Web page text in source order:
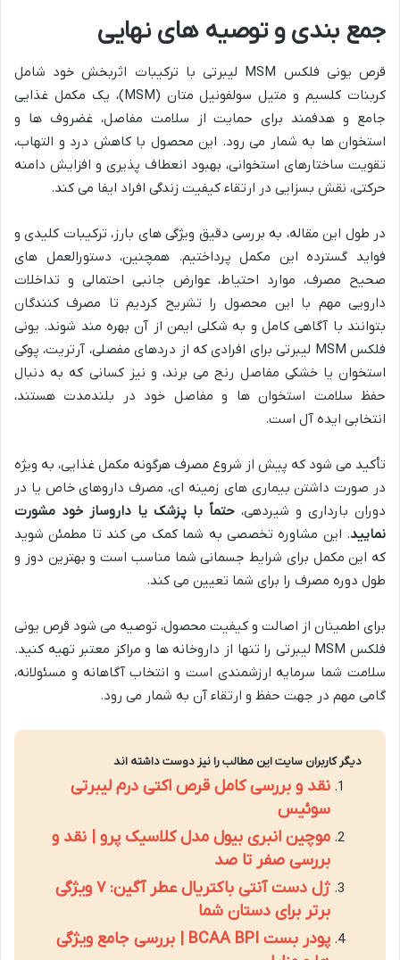
جمع بندی و توصیه های نهایی
قرص یونی فلکس MSM لیبرتی با ترکیبات اثربخش خود شامل
کربنات کلسیم و متیل سولفونیل متان (MSM)، یک مکمل غذایی
جامع و هدفمند برای حمایت از سلامت مفاصل، غضروف ها و
استخوان ها به شمار می رود. این محصول با کاهش درد و التهاب،
تقویت ساختارهای استخوانی، بهبود انعطاف پذیری و افزایش دامنه
حرکتی، نقش بسزایی در ارتقاء کیفیت زندگی افراد ایفا می کند.
در طول این مقاله، به بررسی دقیق ویژگی های بارز، ترکیبات کلیدی و
فواید گسترده این مکمل پرداختیم. همچنین، دستورالعمل های
صحیح مصرف، موارد احتیاط، عوارض جانبی احتمالی و تداخلات
دارویی مهم با این محصول را تشریح کردیم تا مصرف کنندگان
بتوانند با آگاهی کامل و به شکلی ایمن از آن بهره مند شوند. یونی
فلکس MSM لیبرتی برای افرادی که از دردهای مفصلی، آرتریت، پوکی
استخوان یا خشکی مفاصل رنج می برند، و نیز کسانی که به دنبال
حفظ سلامت استخوان ها و مفاصل خود در بلندمدت هستند،
انتخابی ایده آل است.
تأکید می شود که پیش از شروع مصرف هرگونه مکمل غذایی، به ویژه
در صورت داشتن بیماری های زمینه ای، مصرف داروهای خاص یا در
دوران بارداری و شیردهی، حتماً با پزشک یا داروساز خود مشورت
نمایید. این مشاوره تخصصی به شما کمک می کند تا مطمئن شوید
که این مکمل برای شرایط جسمانی شما مناسب است و بهترین دوز و
طول دوره مصرف را برای شما تعیین می کند.
برای اطمینان از اصالت و کیفیت محصول، توصیه می شود قرص یونی
فلکس MSM لیبرتی را تنها از داروخانه ها و مراکز معتبر تهیه کنید.
سلامت شما سرمایه ارزشمندی است و انتخاب آگاهانه و مسئولانه،
گامی مهم در جهت حفظ و ارتقاء آن به شمار می رود.
دیگر کاربران سایت این مطالب را نیز دوست داشته اند
نقد و بررسی کامل قرص اکتی درم لیبرتی
سوئیس
موچین انبری بیول مدل کلاسیک پرو | نقد و
بررسی صفر تا صد
ژل دست آنتی باکتریال عطر آگین: ۷ ویژگی
برتر برای دستان شما
پودر بست BCAA BPI | بررسی جامع ویژگی